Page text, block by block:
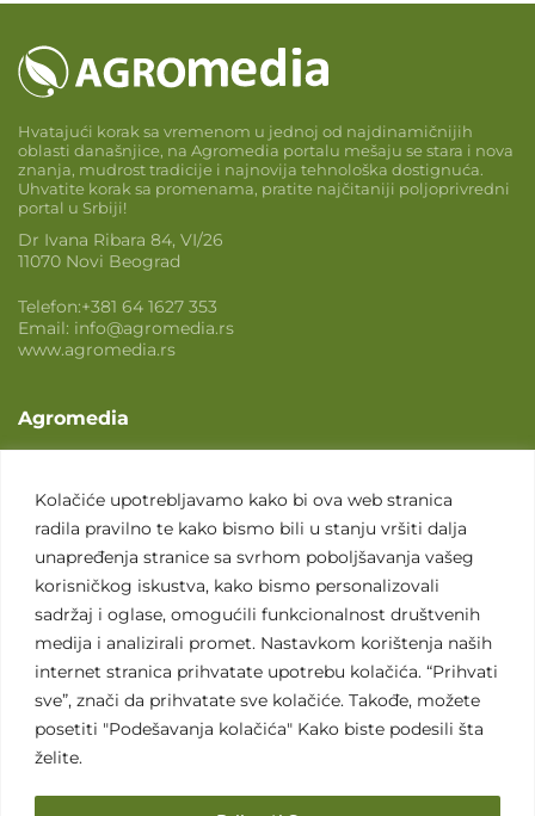
Kolačiće upotrebljavamo kako bi ova web stranica
radila pravilno te kako bismo bili u stanju vršiti dalja
unapređenja stranice sa svrhom poboljšavanja vašeg
korisničkog iskustva, kako bismo personalizovali
sadržaj i oglase, omogućili funkcionalnost društvenih
medija i analizirali promet. Nastavkom korištenja naših
internet stranica prihvatate upotrebu kolačića. “Prihvati
sve”, znači da prihvatate sve kolačiće. Takođe, možete
posetiti "Podešavanja kolačića" Kako biste podesili šta
želite.
Hvatajući korak sa vremenom u jednoj od najdinamičnijih
oblasti današnjice, na Agromedia portalu mešaju se stara i nova
znanja, mudrost tradicije i najnovija tehnološka dostignuća.
Uhvatite korak sa promenama, pratite najčitaniji poljoprivredni
portal u Srbiji!
Dr Ivana Ribara 84, VI/26
11070 Novi Beograd
Telefon:+381 64 1627 353
Email: info@agromedia.rs
www.agromedia.rs
Agromedia
Svet poljoprivrede
Marketing usluge
Tražimo saradnike
Kontakt
Kontakt